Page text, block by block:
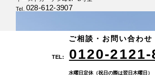
Tel. 028-612-3907
0287-74-2121
0287-62-1161
ハイマウント新白河101
0248-21-6802
ご相談・お問い合わせ
TEL: 0120-2121-
水曜日定休（祝日の際は翌日木曜日）